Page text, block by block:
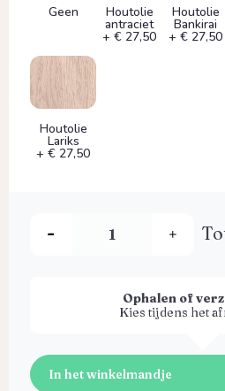
Geen Houtolie
antraciet
+ € 27,50
Houtolie
Bankirai
+ € 27,50
Houtolie
Lariks
+ € 27,50
Ophalen of
Kies tijdens het
In het winkelmandje